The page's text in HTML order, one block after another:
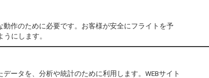
動作のために必要です。お客様が安全にフライトを予
にします。
ータを、分析や統計のために利用します。WEBサイト